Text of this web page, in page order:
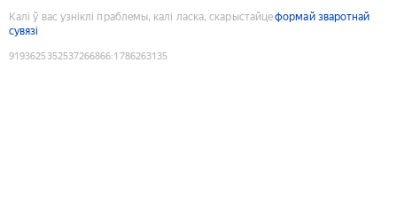
Калі ў вас узніклі праблемы, калі ласка, скарыстайцеформай зваротнай
сувязі
9193625352537266866:1786263135